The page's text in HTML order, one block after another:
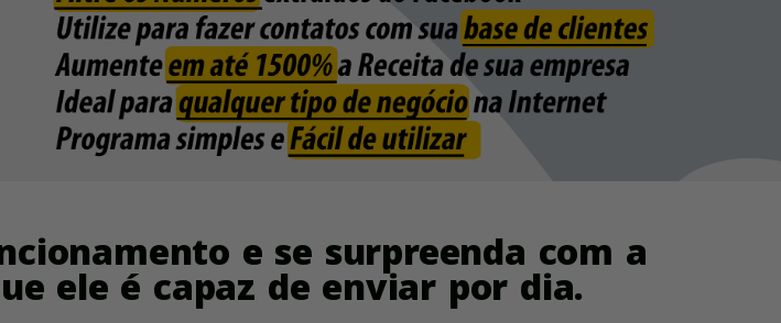
e se surpreenda com a
ele é capaz de enviar por dia.